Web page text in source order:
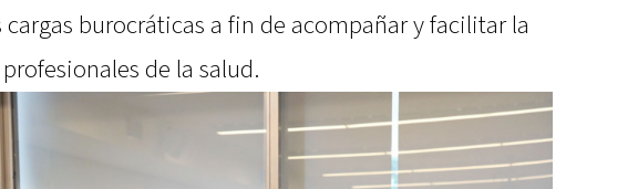
cargas burocráticas a fin de acompañar y facilitar la
de la salud.